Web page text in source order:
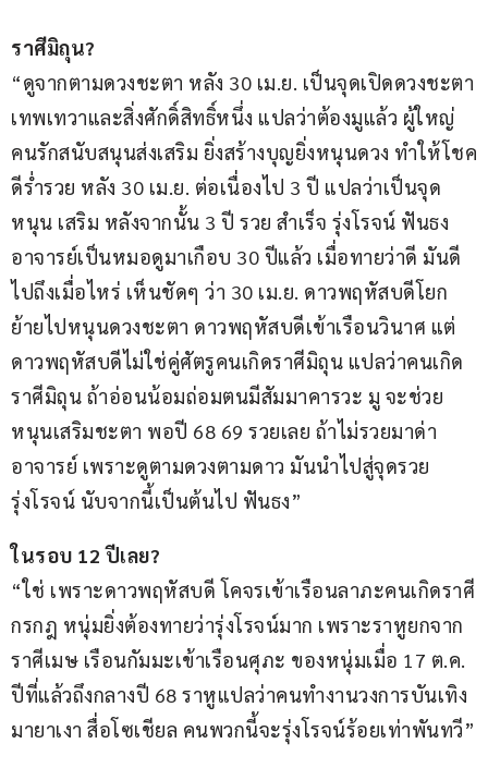
ราศีมิถุน?
“ดูจากตามดวงชะตา หลัง 30 เม.ย. เป็นจุดเปิดดวงชะตา
เทพเทวาและสิ่งศักดิ์สิทธิ์หนึ่ง แปลว่าต้องมูแล้ว ผู้ใหญ่
คนรักสนับสนุนส่งเสริม ยิ่งสร้างบุญยิ่งหนุนดวง ทำให้โชค
ดีร่ำรวย หลัง 30 เม.ย. ต่อเนื่องไป 3 ปี แปลว่าเป็นจุด
หนุน เสริม หลังจากนั้น 3 ปี รวย สำเร็จ รุ่งโรจน์ ฟันธง
อาจารย์เป็นหมอดูมาเกือบ 30 ปีแล้ว เมื่อทายว่าดี มันดี
ไปถึงเมื่อไหร่ เห็นชัดๆ ว่า 30 เม.ย. ดาวพฤหัสบดีโยก
ย้ายไปหนุนดวงชะตา ดาวพฤหัสบดีเข้าเรือนวินาศ แต่
ดาวพฤหัสบดีไม่ใช่คู่ศัตรูคนเกิดราศีมิถุน แปลว่าคนเกิด
ราศีมิถุน ถ้าอ่อนน้อมถ่อมตนมีสัมมาคารวะ มู จะช่วย
หนุนเสริมชะตา พอปี 68 69 รวยเลย ถ้าไม่รวยมาด่า
อาจารย์ เพราะดูตามดวงตามดาว มันนำไปสู่จุดรวย
รุ่งโรจน์ นับจากนี้เป็นต้นไป ฟันธง”
ในรอบ 12 ปีเลย?
“ใช่ เพราะดาวพฤหัสบดี โคจรเข้าเรือนลาภะคนเกิดราศี
กรกฎ หนุ่มยิ่งต้องทายว่ารุ่งโรจน์มาก เพราะราหูยกจาก
ราศีเมษ เรือนกัมมะเข้าเรือนศุภะ ของหนุ่มเมื่อ 17 ต.ค.
ปีที่แล้วถึงกลางปี 68 ราหูแปลว่าคนทำงานวงการบันเทิง
มายาเงา สื่อโซเชียล คนพวกนี้จะรุ่งโรจน์ร้อยเท่าพันทวี”